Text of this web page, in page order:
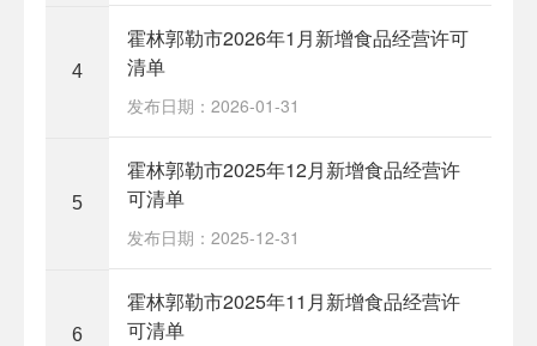
4
​霍林郭勒市2026年1月新增食品经营许可
清单
发布日期：2026-01-31
5
​霍林郭勒市2025年12月新增食品经营许
可清单
发布日期：2025-12-31
6
​霍林郭勒市2025年11月新增食品经营许
可清单